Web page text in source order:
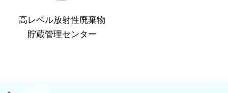
高レベル放射性廃棄物
貯蔵管理センター